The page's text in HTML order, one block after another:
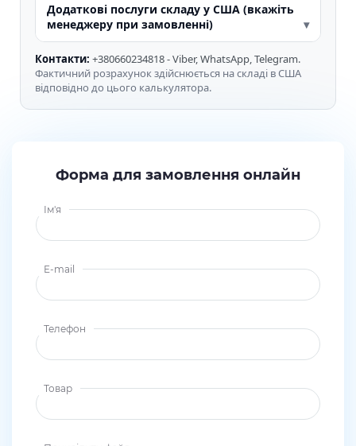
Додаткові послуги складу у США (вкажіть
менеджеру при замовленні)
Контакти: +380660234818 - Viber, WhatsApp, Telegram.
Фактичний розрахунок здійснюється на складі в США
відповідно до цього калькулятора.
Форма для замовлення онлайн
Ім'я
E-mail
Телефон
Товар